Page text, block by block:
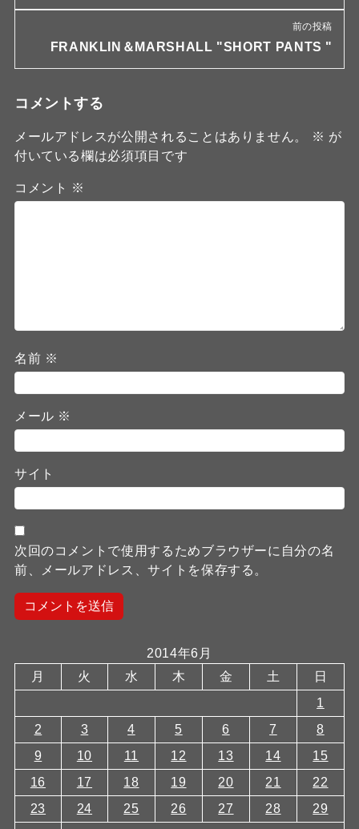
前の投稿
FRANKLIN＆MARSHALL "SHORT PANTS "
コメントする
メールアドレスが公開されることはありません。 ※ が
付いている欄は必須項目です
コメント ※
名前 ※
メール ※
サイト
次回のコメントで使用するためブラウザーに自分の名
前、メールアドレス、サイトを保存する。
2014年6月
月
火 水 木 金 土
日
1
2
3 4 5 6 7
8
9
10 11 12 13 14
15
16
17 18 19 20 21
22
23
24 25 26 27 28
29